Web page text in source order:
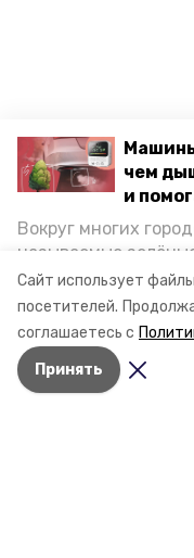
Сайт использует
посетителей.
соглашаетесь с
Принять
чем
и
Вокруг многих
называемые
снижающие
газов на
постоянно
каким воздухом
корреспондент
Разделы
Новости
Статьи
О компании